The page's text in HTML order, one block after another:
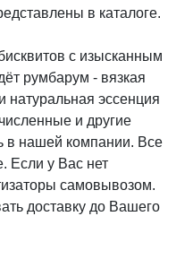
в каталоге.
с изысканным
румбарум - вязкая
натуральная эссенция
и другие
в нашей компании. Все
Если у Вас нет
самовывозом.
доставку до Вашего